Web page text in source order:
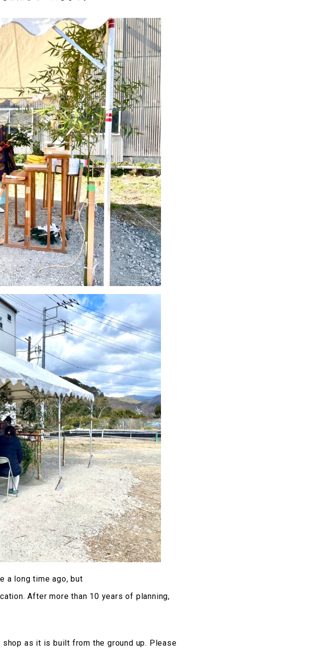
a long time ago, but
After more than 10 years of planning,
as it is built from the ground up. Please